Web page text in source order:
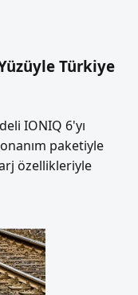
Türkiye
IONIQ 6'yı
paketiyle
özellikleriyle